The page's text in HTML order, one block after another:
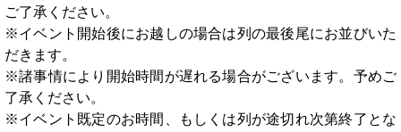
ご了承ください。
※イベント開始後にお越しの場合は列の最後尾にお並びいた
だきます。
※諸事情により開始時間が遅れる場合がございます。予めご
了承ください。
※イベント既定のお時間、もしくは列が途切れ次第終了とな